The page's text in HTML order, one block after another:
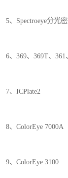
5、Spectroeye分光
6、369、369T、
7、ICPlate2
8、ColorEye 7000A
9、ColorEye 3100